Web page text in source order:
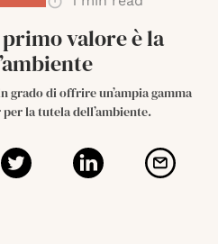
valore è la
grado di offrire un’ampia gamma
la tutela dell’ambiente.